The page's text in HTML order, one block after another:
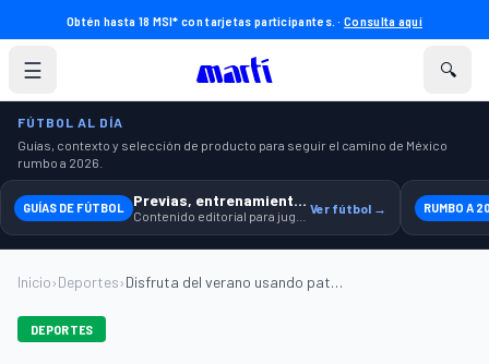
Obtén hasta 18 MSI* con tarjetas participantes. ·Consulta aquí
☰ 🔍
FÚTBOL AL DÍA
Guías, contexto y selección de producto para seguir el camino de México
rumbo a 2026.
GUÍAS DE FÚTBOL Previas, entrenamiento y producto Ver fútbol → RUMBO A
Inicio›Deportes› Disfruta del verano usando patines en lí...
DEPORTES